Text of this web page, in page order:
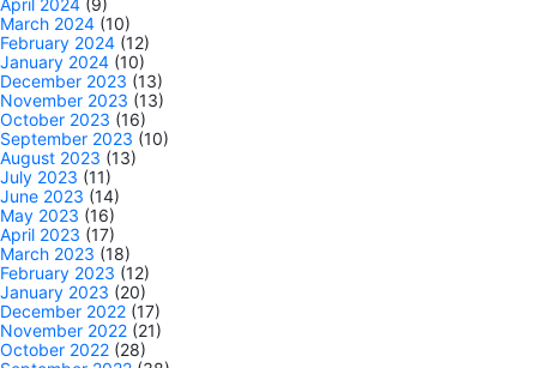
April 2024 (9)
March 2024 (10)
February 2024 (12)
January 2024 (10)
December 2023 (13)
November 2023 (13)
October 2023 (16)
September 2023 (10)
August 2023 (13)
July 2023 (11)
June 2023 (14)
May 2023 (16)
April 2023 (17)
March 2023 (18)
February 2023 (12)
January 2023 (20)
December 2022 (17)
November 2022 (21)
October 2022 (28)